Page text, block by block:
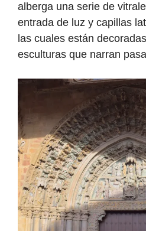
alberga una serie de
entrada de luz y capillas
las cuales están
esculturas que narran